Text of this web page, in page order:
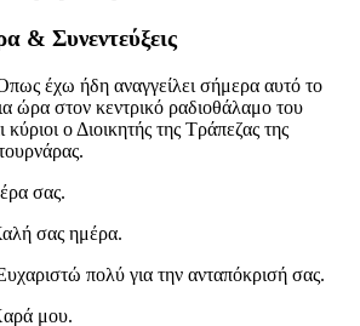
& Συνεντεύξεις
έχω ήδη αναγγείλει σήμερα αυτό το
ώρα στον κεντρικό ραδιοθάλαμο του
ο Διοικητής της Τράπεζας της
σας.
σας ημέρα.
πολύ για την ανταπόκρισή σας.
μου.